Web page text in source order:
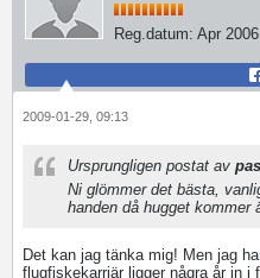
Reg.datum: Apr 2006
2009-01-29, 09:13
Ursprungligen postat av
Ni glömmer det bästa,
handen då hugget kommer
Det kan jag tänka mig! Men jag
flugfiskekarriär ligger några år in i